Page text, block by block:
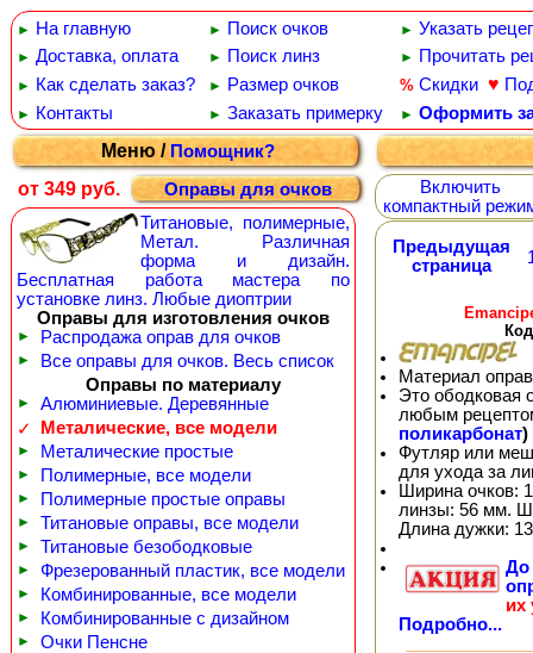
► На главную ► Поиск очков ► Указать
► Доставка, оплата ► Поиск линз ► Прочитать
► Как сделать заказ? ► Размер очков % Скидки ♥
► Контакты ► Заказать примерку ► Оформить
Меню /Помощник?
от 349 руб.
Оправы для очков
Титановые, полимерные,
Метал. Различная
форма и дизайн.
Бесплатная работа мастера по
установке линз. Любые диоптрии
Оправы для изготовления очков
► Распродажа оправ для очков
►
Все оправы для очков. Весь список
Оправы по материалу
►
Алюминиевые. Деревянные
✓
Металические, все модели
► Металические простые
► Полимерные, все модели
► Полимерные простые оправы
► Титановые оправы, все модели
► Титановые безободковые
► Фрезерованный пластик, все модели
► Комбинированные, все модели
► Комбинированные с дизайном
►
Очки Пенсне
Включить
компактный
Предыдущая
страница
Материал
Это ободковая
любым
поликарбонат)
Футляр или
для ухода за
Ширина очков:
линзы: 56 мм.
Длина дужки:
До
их
Подробно...